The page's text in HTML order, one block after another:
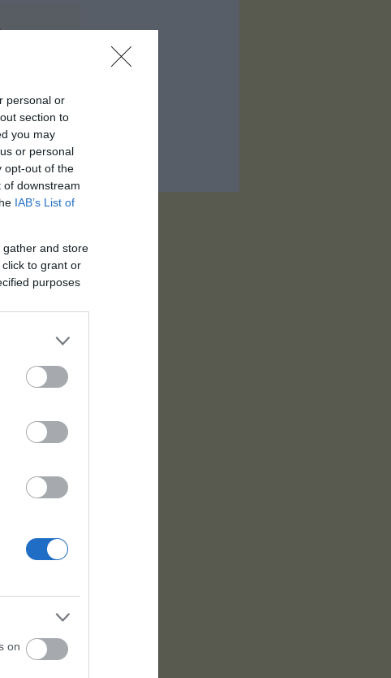
personal or
section to
you may
or personal
opt-out of the
of downstream
IAB’s List of
gather and store
to grant or
purposes
on
( profil)
( profil)
)